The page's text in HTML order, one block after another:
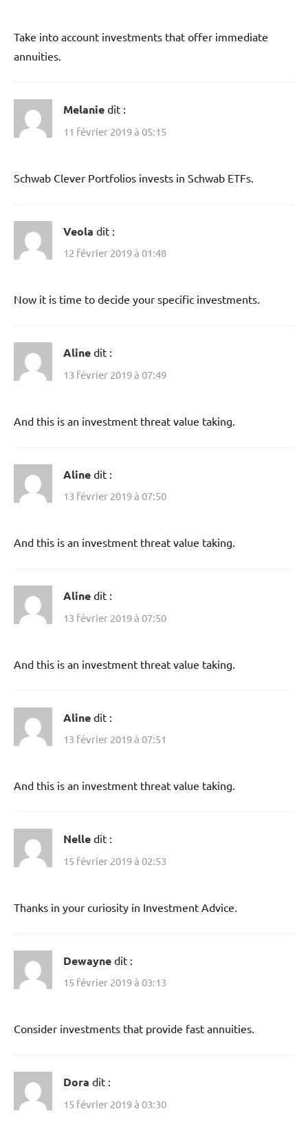
Take into account investments that offer immediate
annuities.
Melanie dit :
11 février 2019 à 05:15
Schwab Clever Portfolios invests in Schwab ETFs.
Veola dit :
12 février 2019 à 01:48
Now it is time to decide your specific investments.
Aline dit :
13 février 2019 à 07:49
And this is an investment threat value taking.
Aline dit :
13 février 2019 à 07:50
And this is an investment threat value taking.
Aline dit :
13 février 2019 à 07:50
And this is an investment threat value taking.
Aline dit :
13 février 2019 à 07:51
And this is an investment threat value taking.
Nelle dit :
15 février 2019 à 02:53
Thanks in your curiosity in Investment Advice.
Dewayne dit :
15 février 2019 à 03:13
Consider investments that provide fast annuities.
Dora dit :
15 février 2019 à 03:30